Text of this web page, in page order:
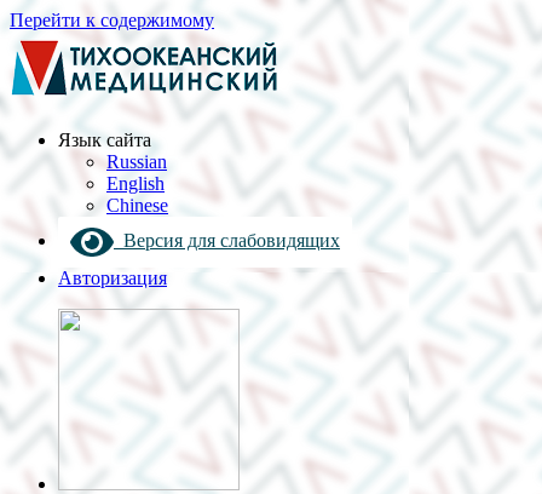
Перейти к содержимому
Язык cайта
Russian
English
Chinese
Версия для слабовидящих
Авторизация